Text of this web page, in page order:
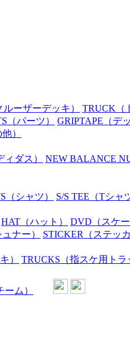
ルーザーデッキ） TRUCK
（パーツ） GRIPTAPE （デ
）
ィダス） NEW BALANCE
（シャツ） S/S TEE （Tシャ
HAT （ハット） DVD （スケ
ナー） STICKER （ステッ
） TRUCKS （指スケ用トラ
ーム）